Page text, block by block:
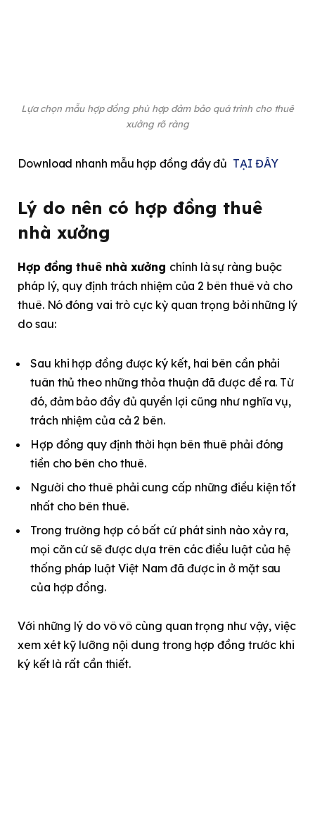
Lựa chọn mẫu hợp đồng phù hợp đảm bảo quá trình cho thuê
xưởng rõ ràng
Download nhanh mẫu hợp đồng đầy đủ TẠI ĐÂY
Lý do nên có hợp đồng thuê
nhà xưởng
Hợp đồng thuê nhà xưởng chính là sự ràng buộc
pháp lý, quy định trách nhiệm của 2 bên thuê và cho
thuê. Nó đóng vai trò cực kỳ quan trọng bởi những lý
do sau:
Sau khi hợp đồng được ký kết, hai bên cần phải
tuân thủ theo những thỏa thuận đã được đề ra. Từ
đó, đảm bảo đầy đủ quyền lợi cũng như nghĩa vụ,
trách nhiệm của cả 2 bên.
Hợp đồng quy định thời hạn bên thuê phải đóng
tiền cho bên cho thuê.
Người cho thuê phải cung cấp những điều kiện tốt
nhất cho bên thuê.
Trong trường hợp có bất cứ phát sinh nào xảy ra,
mọi căn cứ sẽ được dựa trên các điều luật của hệ
thống pháp luật Việt Nam đã được in ở mặt sau
của hợp đồng.
Với những lý do vô vô cùng quan trọng như vậy, việc
xem xét kỹ lưỡng nội dung trong hợp đồng trước khi
ký kết là rất cần thiết.